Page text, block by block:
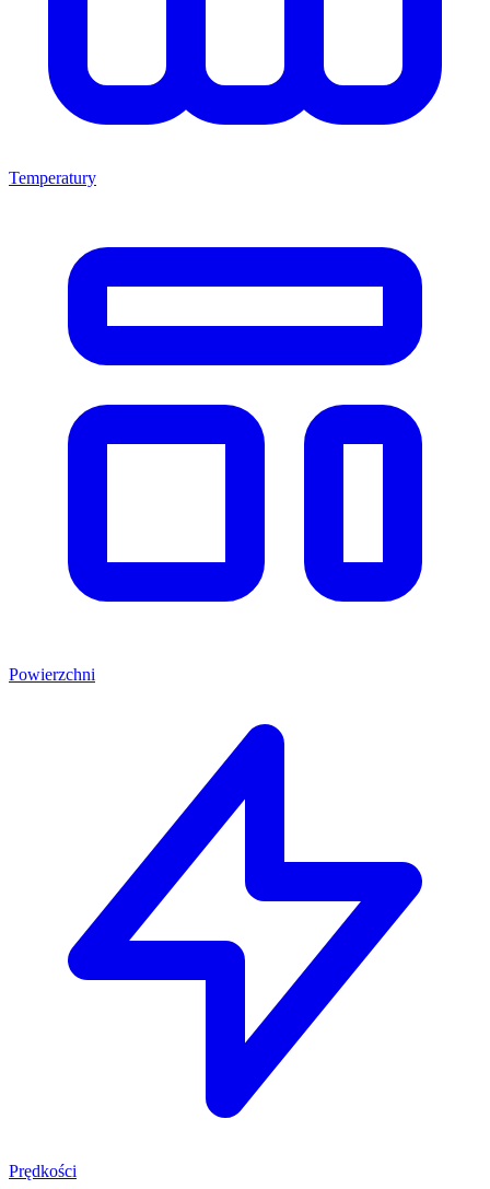
Temperatury
Powierzchni
Prędkości